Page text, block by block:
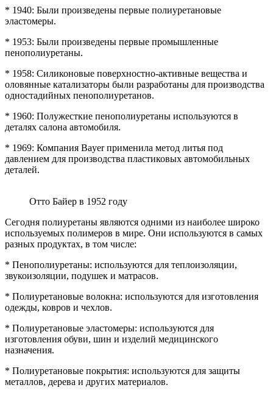
* 1940: Были произведены первые полиуретановые
эластомеры.
* 1953: Были произведены первые промышленные
пенополиуретаны.
* 1958: Силиконовые поверхностно-активные вещества и
оловянные катализаторы были разработаны для производства
одностадийных пенополиуретанов.
* 1960: Полужесткие пенополиуретаны используются в
деталях салона автомобиля.
* 1969: Компания Bayer применила метод литья под
давлением для производства пластиковых автомобильных
деталей.
Отто Байер в 1952 году
Сегодня полиуретаны являются одними из наиболее широко
используемых полимеров в мире. Они используются в самых
разных продуктах, в том числе:
* Пенополиуретаны: используются для теплоизоляции,
звукоизоляции, подушек и матрасов.
* Полиуретановые волокна: используются для изготовления
одежды, ковров и чехлов.
* Полиуретановые эластомеры: используются для
изготовления обуви, шин и изделий медицинского
назначения.
* Полиуретановые покрытия: используются для защиты
металлов, дерева и других материалов.